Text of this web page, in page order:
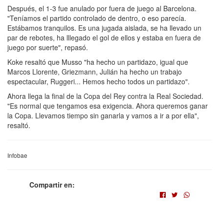
Después, el 1-3 fue anulado por fuera de juego al Barcelona.
"Teníamos el partido controlado de dentro, o eso parecía.
Estábamos tranquilos. Es una jugada aislada, se ha llevado un
par de rebotes, ha lllegado el gol de ellos y estaba en fuera de
juego por suerte", repasó.
Koke resaltó que Musso "ha hecho un partidazo, igual que
Marcos Llorente, Griezmann, Julián ha hecho un trabajo
espectacular, Ruggeri... Hemos hecho todos un partidazo".
Ahora llega la final de la Copa del Rey contra la Real Sociedad.
"Es normal que tengamos esa exigencia. Ahora queremos ganar
la Copa. Llevamos tiempo sin ganarla y vamos a ir a por ella",
resaltó.
Infobae
Compartir en: